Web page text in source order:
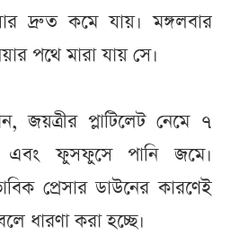
দ্রুত কমে যায়। মঙ্গলবার
পথে মারা যায় সে।
জয়ত্রীর প্লাটিলেট নেমে ৭
এবং ফুসফুসে পানি জমে।
প্রেসার ডাউনের কারণেই
ধারণা করা হচ্ছে।